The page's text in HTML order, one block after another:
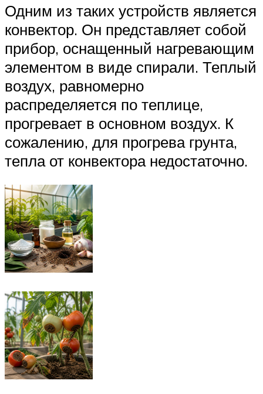
Одним из таких устройств является
конвектор. Он представляет собой
прибор, оснащенный нагревающим
элементом в виде спирали. Теплый
воздух, равномерно
распределяется по теплице,
прогревает в основном воздух. К
сожалению, для прогрева грунта,
тепла от конвектора недостаточно.